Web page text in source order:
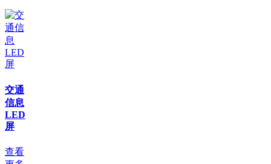
交通
信息
LED
屏
查看